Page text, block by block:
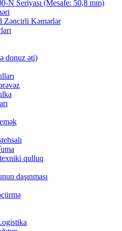
N Seriyası (Mesafe: 50,8 mm)
Zəncirli Kəmərlər
donuz əti)
qulluq
daşınması